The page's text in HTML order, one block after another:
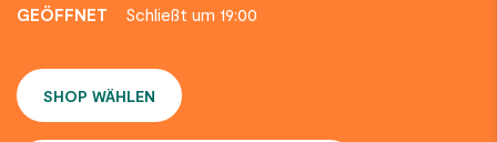
GEÖFFNET
Schließt um 19:00
SHOP WÄHLEN